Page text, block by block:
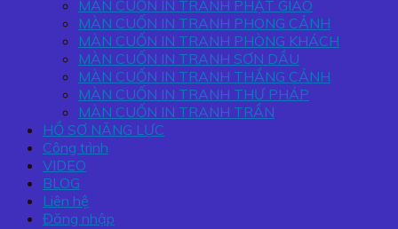
MÀN CUỐN IN TRANH PHẬT GIÁO
MÀN CUỐN IN TRANH PHONG CẢNH
MÀN CUỐN IN TRANH PHÒNG KHÁCH
MÀN CUỐN IN TRANH SƠN DẦU
MÀN CUỐN IN TRANH THẮNG CẢNH
MÀN CUỐN IN TRANH THƯ PHÁP
MÀN CUỐN IN TRANH TRẦN
HỒ SƠ NĂNG LỰC
Công trình
VIDEO
BLOG
Liên hệ
Đăng nhập